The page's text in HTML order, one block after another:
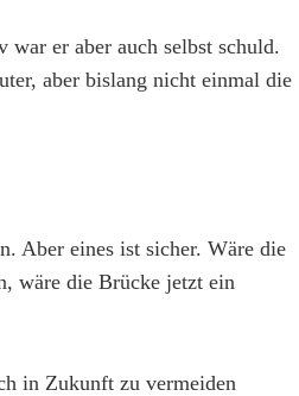
war er aber auch selbst schuld.
aber bislang nicht einmal die
Aber eines ist sicher. Wäre die
wäre die Brücke jetzt ein
in Zukunft zu vermeiden